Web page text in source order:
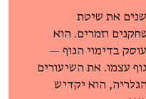
את שיטת
וזמרים. הוא
בדימוי הגוף —
עצמו. את השיעורים
הוא יקדיש